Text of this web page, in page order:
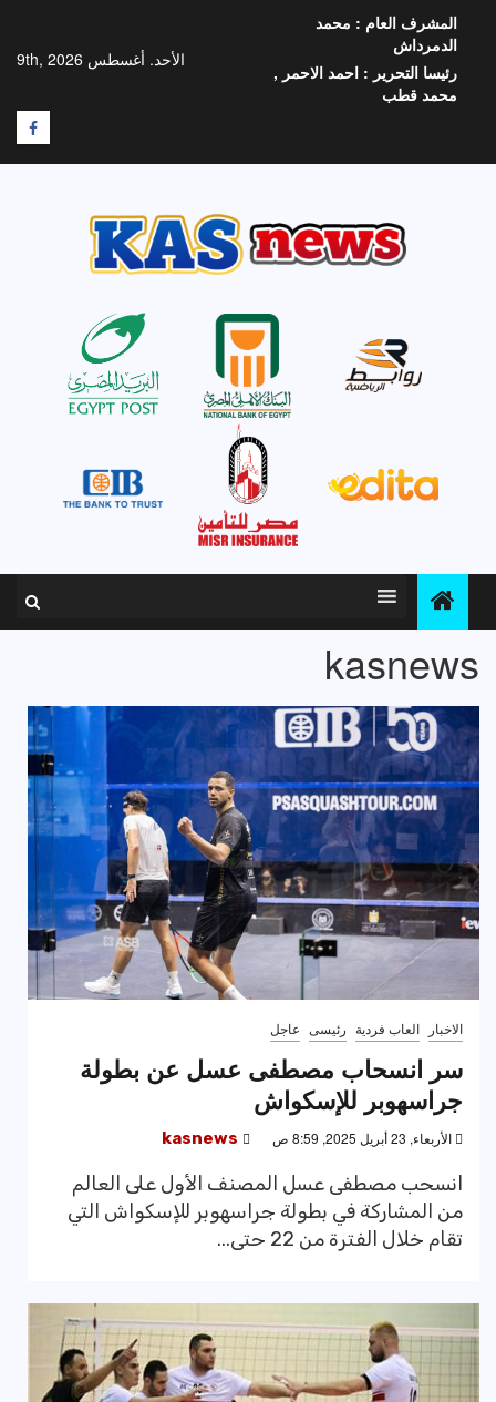
المحتوى
الأحد. أغسطس 9th, 2026
المشرف العام : محمد
الدمرداش
رئيسا التحرير : احمد الاحمر ,
محمد قطب
F
kasnews
الاخبار العاب فردية رئيسى عاجل
سر انسحاب مصطفى عسل عن بطولة
جراسهوبر للإسكواش
الأربعاء, 23 أبريل 2025, 8:59 ص kasnews
انسحب مصطفى عسل المصنف الأول على العالم
من المشاركة في بطولة جراسهوبر للإسكواش التي
تقام خلال الفترة من 22 حتى...